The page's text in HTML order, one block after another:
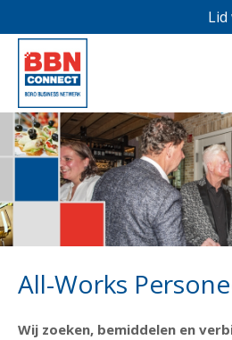
All-Works
Wij zoeken, bemiddelen en